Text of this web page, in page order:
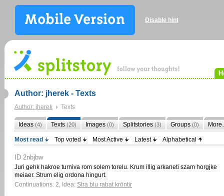
Disable hint
Author: jherek - Texts
Author: jherek Texts
Ideas (4) Texts (20) Images (0) Splitstories (3) Groups (0)
Most read Top voted Most Active Latest Alphabetical
ID 2nbjbw
Juri gehk hakroe turniva rom solem torelu. Krum illig arkaneti szam horgjke
meiaer. Strum elig ordona hingurt.
Continuations: 2, Idea: Stra blu rabat kröntir